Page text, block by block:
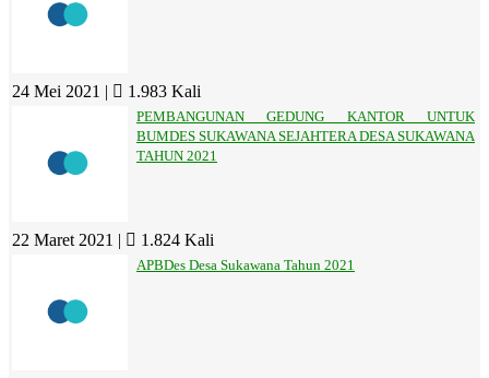
24 Mei 2021 | 1.983 Kali
PEMBANGUNAN GEDUNG KANTOR UNTUK
BUMDES SUKAWANA SEJAHTERA DESA SUKAWANA
TAHUN 2021
22 Maret 2021 | 1.824 Kali
APBDes Desa Sukawana Tahun 2021